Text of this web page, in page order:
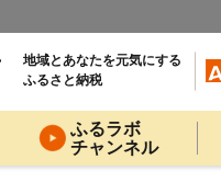
地域とあなたを元気にする
ふるさと納税
ふるラボ
チャンネル